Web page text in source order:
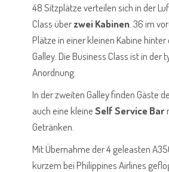
48 Sitzplätze verteilen sich in der
Class überzwei Kabinen . 36 im
Plätze in einer kleinen Kabine
Galley. Die Business Class ist in der
Anordnung.
In der zweiten Galley finden Gäste
auch eine kleineSelf Service Bar
Getränken.
Mit Übernahme der 4 geleasten
kurzem bei Philippines Airlines